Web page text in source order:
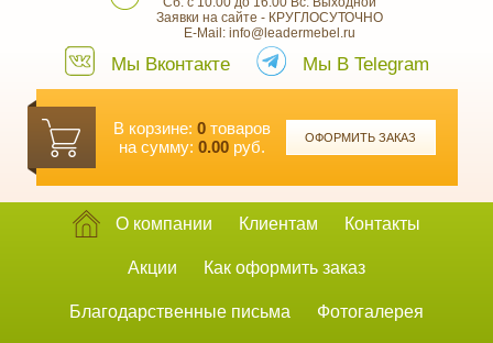
Заявки на сайте - КРУГЛОСУТОЧНО
E-Mail: info@leadermebel.ru
Мы Вконтакте Мы В Telegram
В корзине: 0товаров
на сумму: 0.00 руб. ОФОРМИТЬ ЗАКАЗ
О компании Клиентам Контакты
Акции Как оформить заказ
Благодарственные письма Фотогалерея